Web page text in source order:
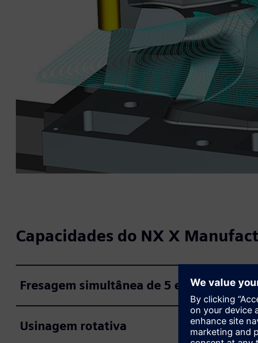
Capacidades do NX X
Fresagem simultânea de 5 eixos
Usinagem rotativa